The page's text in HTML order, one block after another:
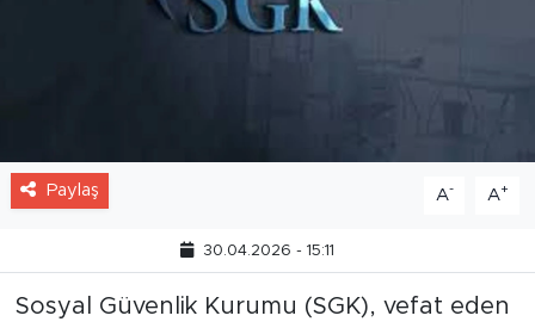
Paylaş A- A+
30.04.2026 - 15:11
Sosyal Güvenlik Kurumu (SGK), vefat eden